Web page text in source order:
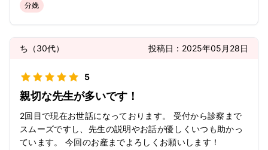
分娩
ち （30代） 投稿日： 2025年05月28日
5
親切な先生が多いです！
2回目で現在お世話になっております。 受付から診察まで
スムーズですし、先生の説明やお話が優しくいつも助かっ
ています。 今回のお産までよろしくお願いします！